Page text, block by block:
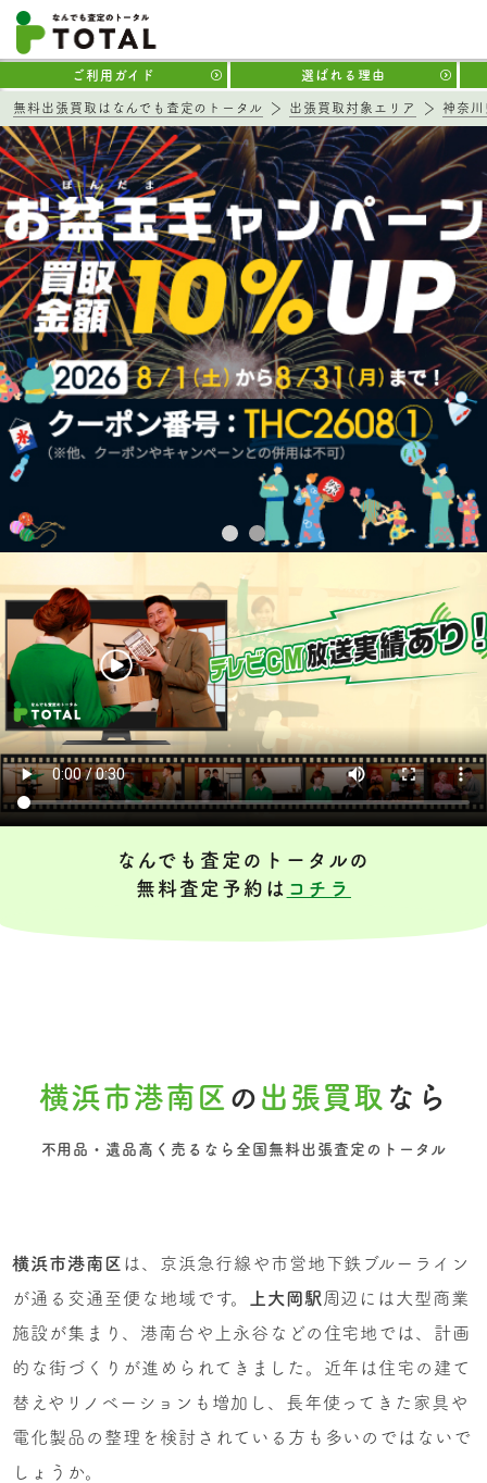
ご利用ガイド 選ばれる理由
無料出張買取はなんでも査定のトータル 出張買取対象エリア 神奈川
なんでも査定のトータルの
無料査定予約は コチラ
横浜市港南区 の 出張買取 なら
不用品・遺品高く売るなら全国無料出張査定のトータル
横浜市港南区 は、京浜急行線や市営地下鉄ブルーライン
が通る交通至便な地域です。
上大岡駅 周辺には大型商業
施設が集まり、港南台や上永谷などの住宅地では、計画
的な街づくりが進められてきました。近年は住宅の建て
替えやリノベーションも増加し、長年使ってきた家具や
電化製品の整理を検討されている方も多いのではないで
しょうか。